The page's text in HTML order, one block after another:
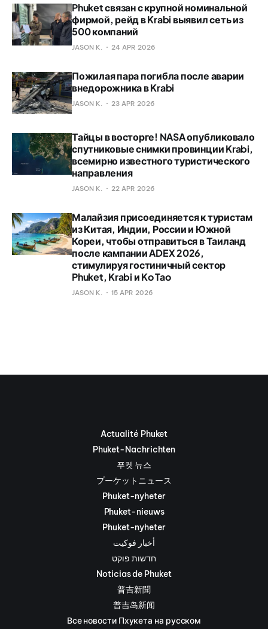
Phuket связан с крупной номинальной
фирмой, рейд в Krabi выявил сеть из
500 компаний
JASON K. 24 APR 2026
Пожилая пара погибла после аварии
внедорожника в Krabi
JASON K. 23 APR 2026
Тайцы в восторге! NASA опубликовало
спутниковые снимки провинции Krabi,
всемирно известного туристического
направления
JASON K. 22 APR 2026
Малайзия присоединяется к туристам
из Китая, Индии, России и Южной
Кореи, чтобы отправиться в Таиланд
после кампании ADEX 2026,
стимулируя гостиничный сектор
Phuket, Krabi и Ko Tao
JASON K. 15 APR 2026
Actualité Phuket
Phuket-Nachrichten
푸켓 뉴스
プーケットニュース
Phuket-nyheter
Phuket-nieuws
Phuket-nyheter
أخبار فوكيت
חדשות פוקט
Noticias de Phuket
普吉新聞
普吉岛新闻
Все новости Пхукета на русском